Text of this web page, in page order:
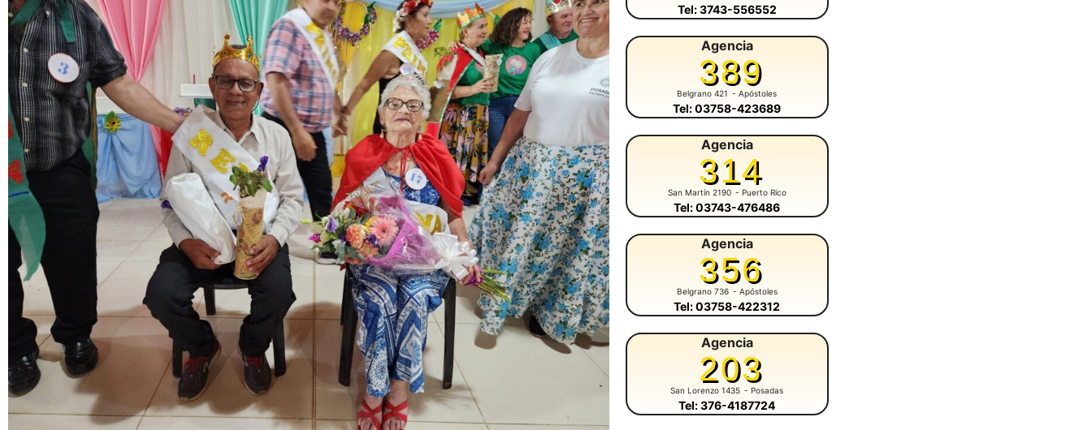
Tel: 3743-556552
Agencia
389
Belgrano 421 - Apóstoles
Tel: 03758-423689
Agencia
314
San Martín 2190 - Puerto Rico
Tel: 03743-476486
Agencia
356
Belgrano 736 - Apóstoles
Tel: 03758-422312
Agencia
203
San Lorenzo 1435 - Posadas
Tel: 376-4187724